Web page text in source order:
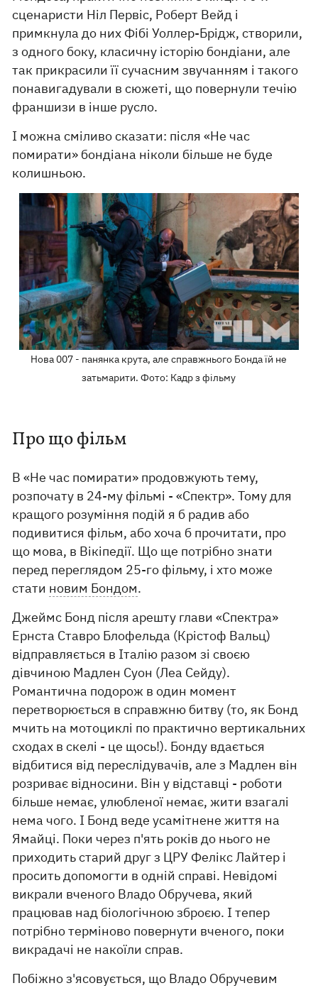
сценаристи Ніл Первіс, Роберт Вейд і
примкнула до них Фібі Уоллер-Брідж, створили,
з одного боку, класичну історію бондіани, але
так прикрасили її сучасним звучанням і такого
понавигадували в сюжеті, що повернули течію
франшизи в інше русло.
І можна сміливо сказати: після «Не час
помирати» бондіана ніколи більше не буде
колишньою.
Нова 007 - панянка крута, але справжнього Бонда їй не
затьмарити. Фото: Кадр з фільму
Про що фільм
В «Не час помирати» продовжують тему,
розпочату в 24-му фільмі - «Спектр». Тому для
кращого розуміння подій я б радив або
подивитися фільм, або хоча б прочитати, про
що мова, в Вікіпедії. Що ще потрібно знати
перед переглядом 25-го фільму, і хто може
стати новим Бондом.
Джеймс Бонд після арешту глави «Спектра»
Ернста Ставро Блофельда (Крістоф Вальц)
відправляється в Італію разом зі своєю
дівчиною Мадлен Суон (Леа Сейду).
Романтична подорож в один момент
перетворюється в справжню битву (то, як Бонд
мчить на мотоциклі по практично вертикальних
сходах в скелі - це щось!). Бонду вдається
відбитися від переслідувачів, але з Мадлен він
розриває відносини. Він у відставці - роботи
більше немає, улюбленої немає, жити взагалі
нема чого. І Бонд веде усамітнене життя на
Ямайці. Поки через п'ять років до нього не
приходить старий друг з ЦРУ Фелікс Лайтер і
просить допомогти в одній справі. Невідомі
викрали вченого Владо Обручева, який
працював над біологічною зброєю. І тепер
потрібно терміново повернути вченого, поки
викрадачі не накоїли справ.
Побіжно з'ясовується, що Владо Обручевим